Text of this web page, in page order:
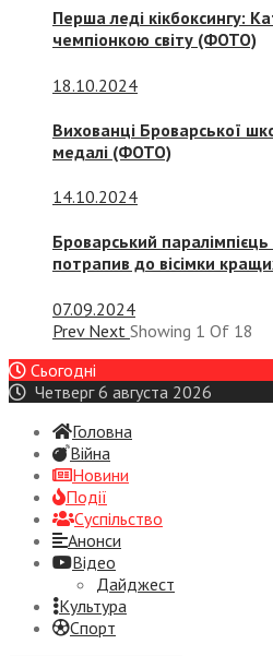
Перша леді кікбоксингу:
чемпіонкою світу (ФОТО)
18.10.2024
Вихованці Броварської
медалі (ФОТО)
14.10.2024
Броварський
потрапив до вісімки
07.09.2024
Prev Next Showing 1 Of 18
Сьогодні
Четверг 6 августа 2026
Головна
Війна
Новини
Події
Суспiльство
Анонси
Відео
Дайджест
Культура
Спорт